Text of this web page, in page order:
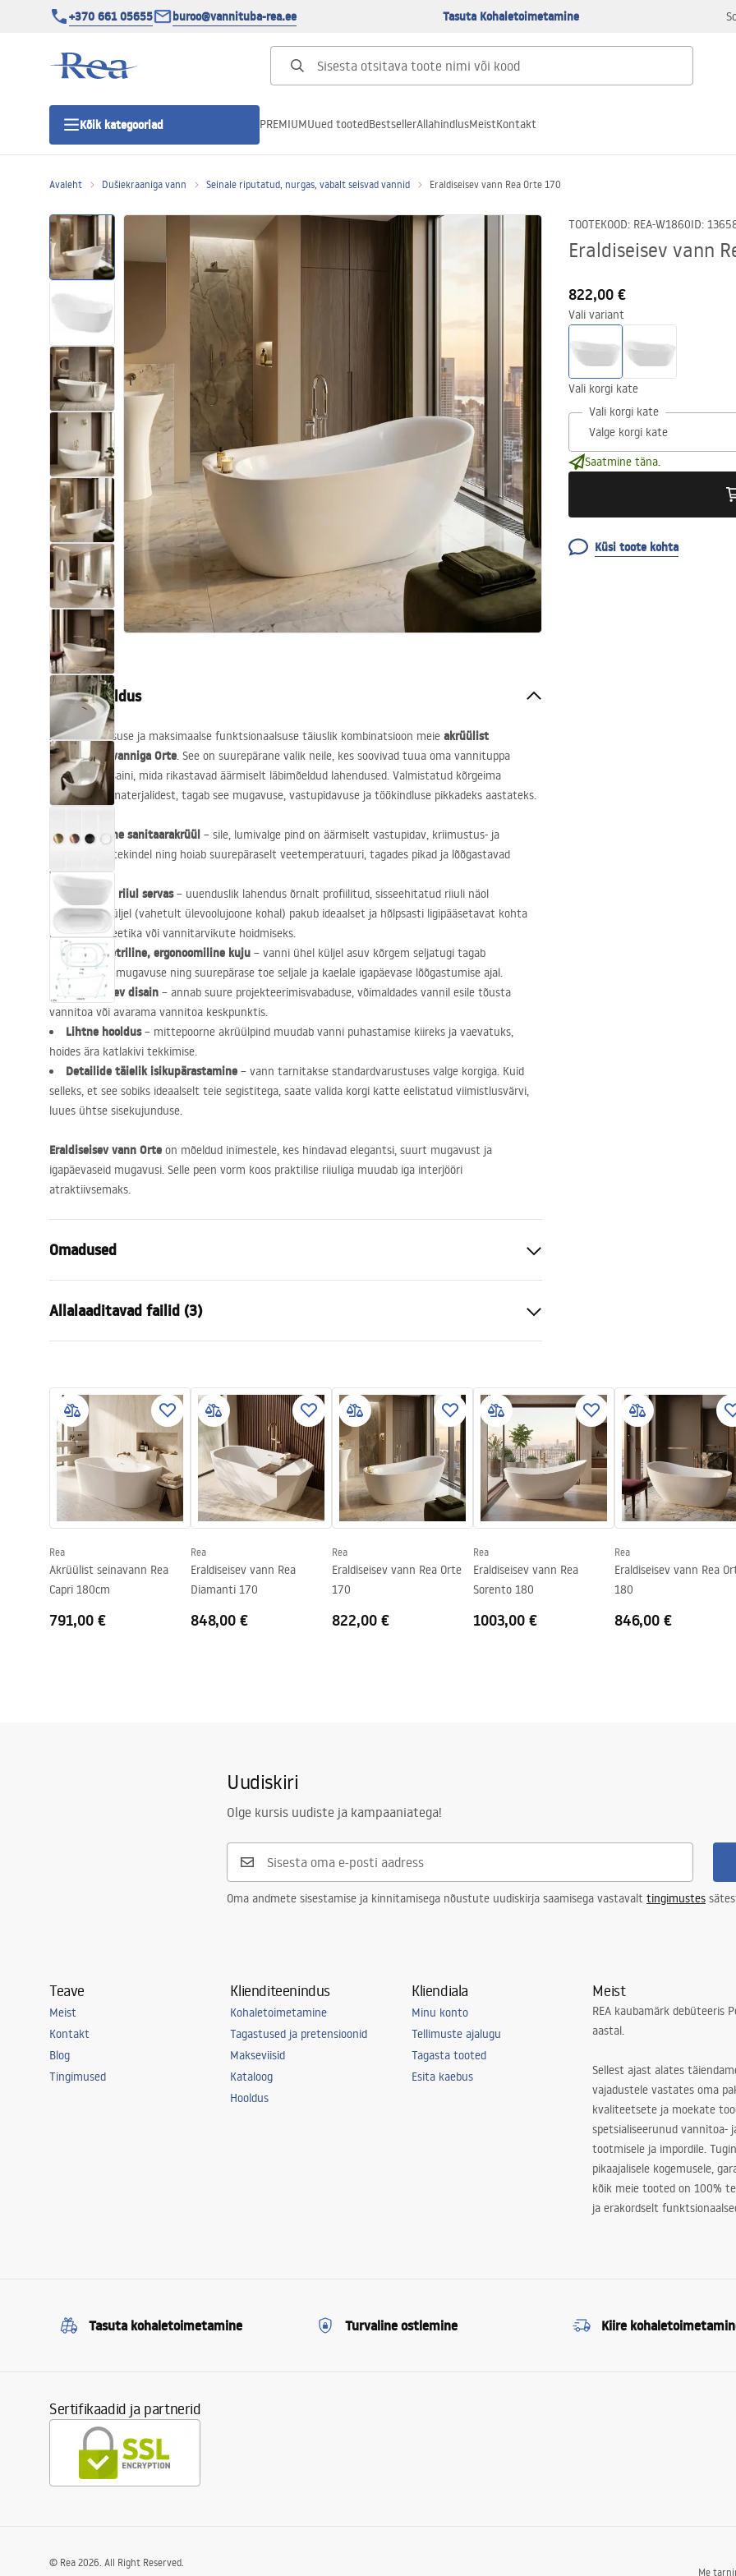
+370 661 05655 buroo@vannituba-rea.ee Tasuta Kohaletoimetamine
Kõik kategooriad
Duši uks
Vannitoa dušialused
Lineaarne duši äravool
Tualettruumid
Vannid ja ekraanid
Vannitoa segistid
Vannitoas dušid
Köök
Vannitoa tarvikud
PREMIUMUued tootedBestsellerAllahindlusMeistKontakt
Avaleht Dušiekraaniga vann Seinale riputatud, nurgas, vabalt seisvad vannid Eraldiseisev vann Rea Orte 170
TOOTEKOOD: REA-W1860ID:
Eraldiseisev vann
822,00 €
Vali variant
Vali korgi kate
Vali korgi kate
Saatmine täna.
Küsi toote kohta
Tootekirjeldus
Avastage luksuse ja maksimaalse funktsionaalsuse täiuslik kombinatsioon meie akrüülist
eraldiseisva vanniga Orte. See on suurepärane valik neile, kes soovivad tuua oma vannituppa
kaasaegse disaini, mida rikastavad äärmiselt läbimõeldud lahendused. Valmistatud kõrgeima
kvaliteediga materjalidest, tagab see mugavuse, vastupidavuse ja töökindluse pikkadeks aastateks.
Kvaliteetne sanitaarakrüül – sile, lumivalge pind on äärmiselt vastupidav, kriimustus- ja
värvimuutustekindel ning hoiab suurepäraselt veetemperatuuri, tagades pikad ja lõõgastavad
vannid.
Praktiline riiul servas– uuenduslik lahendus õrnalt profiilitud, sisseehitatud riiuli näol
madalamal küljel (vahetult ülevoolujoone kohal) pakub ideaalset ja hõlpsasti ligipääsetavat kohta
lemmikkosmeetika või vannitarvikute hoidmiseks.
Asümmeetriline, ergonoomiline kuju – vanni ühel küljel asuv kõrgem seljatugi tagab
maksimaalse mugavuse ning suurepärase toe seljale ja kaelale igapäevase lõõgastumise ajal.
Eraldiseisev disain – annab suure projekteerimisvabaduse, võimaldades vannil esile tõusta
vannitoa või avarama vannitoa keskpunktis.
Lihtne hooldus– mittepoorne akrüülpind muudab vanni puhastamise kiireks ja vaevatuks,
hoides ära katlakivi tekkimise.
Detailide täielik isikupärastamine – vann tarnitakse standardvarustuses valge korgiga. Kuid
selleks, et see sobiks ideaalselt teie segistitega, saate valida korgi katte eelistatud viimistlusvärvi,
luues ühtse sisekujunduse.
Eraldiseisev vann Orte on mõeldud inimestele, kes hindavad elegantsi, suurt mugavust ja
igapäevaseid mugavusi. Selle peen vorm koos praktilise riiuliga muudab iga interjööri
atraktiivsemaks.
Omadused
Värv
Materjal
Akrüül
Laius
780
mm
Kõrgus
795
mm
Paigalduskülg
Universaalne
Kork ja sifoon komplektis
Jah
Garantii
24 kuud
Allalaaditavad failid (3)
Instrukcja_wanien_przy__ciennych
WARUNKI_BEZPIECZENSTWA_WAN
NY.pdf
Garantiitingimused
Warranty_Terms_and_Conditions_
Bathtubs.pdf
Rea
Akrüülist seinavann Rea
Capri 180cm
791,00 €
Rea
Eraldiseisev vann Rea
Diamanti 170
848,00 €
Rea
Eraldiseisev vann Rea Orte
170
822,00 €
Rea
Eraldiseisev vann Rea
Sorento 180
1003,00 €
Rea
Eraldiseisev vann Rea
180
846,00 €
Uudiskiri
Olge kursis uudiste ja kampaaniatega!
Oma andmete sisestamise ja kinnitamisega nõustute uudiskirja saamisega vastavalt tingimustes
Teave
Meist
Kontakt
Blog
Tingimused
Klienditeenindus
Kohaletoimetamine
Tagastused ja pretensioonid
Makseviisid
Kataloog
Hooldus
Kliendiala
Minu konto
Tellimuste ajalugu
Tagasta tooted
Esita kaebus
Meist
REA kaubamärk debüteeris
aastal.
Sellest ajast alates
vajadustele vastates oma
kvaliteetsete ja moekate
spetsialiseerunud vannitoa-
tootmisele ja impordile.
pikaajalisele kogemusele,
kõik meie tooted on 100%
ja erakordselt
Tasuta kohaletoimetamine Turvaline ostlemine Kiire
Sertifikaadid ja partnerid
Me
© Rea 2026. All Right Reserved.